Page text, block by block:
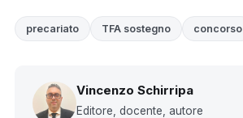
precariato TFA sostegno concorso
Vincenzo Schirripa
Editore, docente, autore